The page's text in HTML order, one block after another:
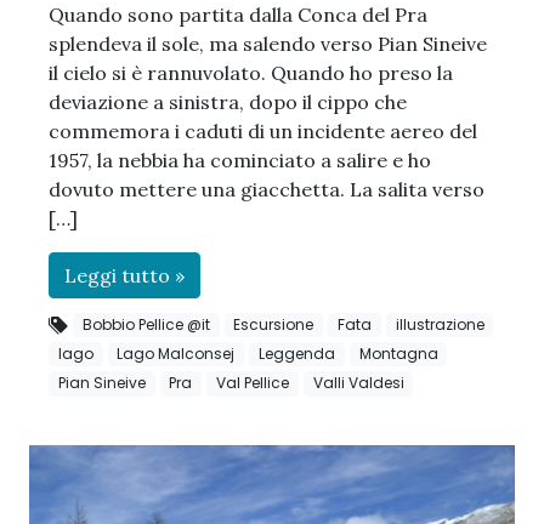
Quando sono partita dalla Conca del Pra
splendeva il sole, ma salendo verso Pian Sineive
il cielo si è rannuvolato. Quando ho preso la
deviazione a sinistra, dopo il cippo che
commemora i caduti di un incidente aereo del
1957, la nebbia ha cominciato a salire e ho
dovuto mettere una giacchetta. La salita verso
[…]
Leggi tutto »
Bobbio Pellice @it Escursione Fata
illustrazione
lago
Lago Malconsej Leggenda
Montagna
Pian Sineive
Pra Val Pellice Valli Valdesi